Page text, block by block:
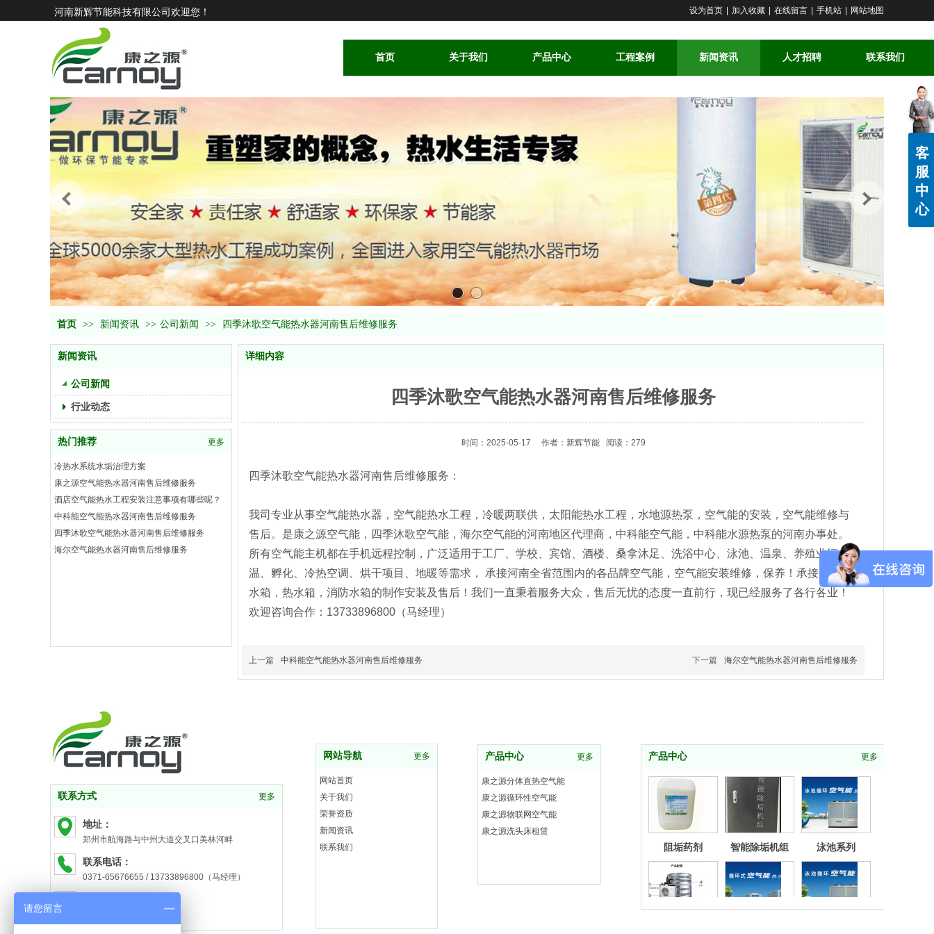
河南新辉节能科技有限公司欢迎您！
首页 关于我们 产品中心 工程案例 新闻资讯 人才招聘 联系我们
设为首页 加入收藏 在线留言 手机站 网站地图
首页 >> 新闻资讯 >> 公司新闻 >> 四季沐歌空气能热水器河南售后维修服务
新闻资讯
公司新闻
行业动态
热门推荐 更多
冷热水系统水垢治理方案
康之源空气能热水器河南售后维修服务
酒店空气能热水工程安装注意事项有哪些呢？
中科能空气能热水器河南售后维修服务
四季沐歌空气能热水器河南售后维修服务
海尔空气能热水器河南售后维修服务
详细内容
四季沐歌空气能热水器河南售后维修服务
时间：2025-05-17 作者：新辉节能 阅读：279
四季沐歌空气能热水器河南售后维修服务：
我司专业从事空气能热水器，空气能热水工程，冷暖两联供，太阳能热水工程，水地源热泵，空气能的安装，空气能维修与
售后。是康之源空气能，四季沐歌空气能，海尔空气能的河南地区代理商，中科能空气能，中科能水源热泵的河南办事处。
所有空气能主机都在手机远程控制，广泛适用于工厂、学校、宾馆、酒楼、桑拿沐足、洗浴中心、泳池、温泉、养殖业恒
温、孵化、冷热空调、烘干项目、地暖等需求， 承接河南全省范围内的各品牌空气能，空气能安装维修，保养！承接大型冷
水箱，热水箱，消防水箱的制作安装及售后！我们一直秉着服务大众，售后无忧的态度一直前行，现已经服务了各行各业！
欢迎咨询合作：13733896800（马经理）
上一篇 中科能空气能热水器河南售后维修服务 下一篇 海尔空气能热水器河南售后维修服务
联系方式 更多
地址：
郑州市航海路与中州大道交叉口美林河畔
联系电话：
0371-65676655 / 13733896800（马经理）
网站导航 更多
网站首页
关于我们
荣誉资质
新闻资讯
联系我们
产品中心 更多
康之源分体直热空气能
康之源循环性空气能
康之源物联网空气能
康之源洗头床租赁
产品中心 更多
阻垢药剂 智能除垢机组 泳池系列
客
服
中
心
请您留言